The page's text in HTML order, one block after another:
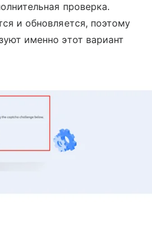
проверка.
и обновляется, поэтому
именно этот вариант